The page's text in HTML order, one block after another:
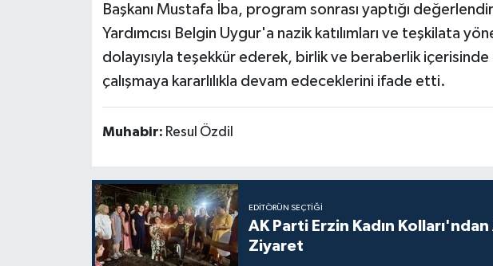
Başkanı Mustafa İba, program sonrası yaptığı
Yardımcısı Belgin Uygur'a nazik katılımları ve teşkilata
dolayısıyla teşekkür ederek, birlik ve beraberlik
çalışmaya kararlılıkla devam edeceklerini ifade etti.
Muhabir: Resul Özdil
EDITÖRÜN SEÇTIĞI
AK Parti Erzin Kadın
Ziyaret